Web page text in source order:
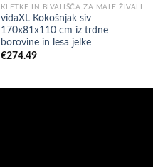
KLETKE IN BIVALIŠČA ZA MALE ŽIVALI
vidaXL Kokošnjak siv
170x81x110 cm iz trdne
borovine in lesa jelke
€274.49